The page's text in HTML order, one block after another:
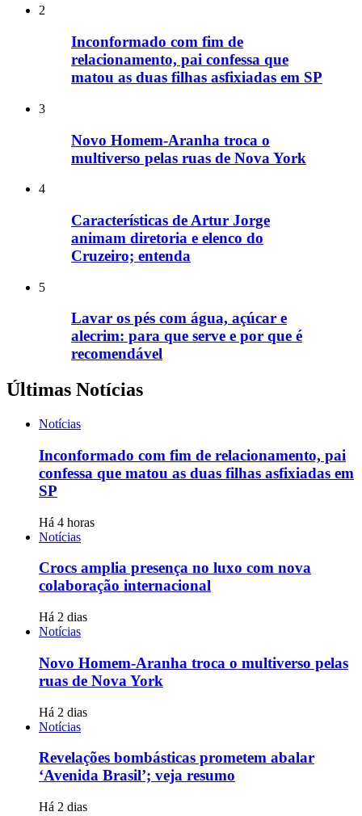
2
Inconformado com fim de
relacionamento, pai confessa que
matou as duas filhas asfixiadas em SP
3
Novo Homem-Aranha troca o
multiverso pelas ruas de Nova York
4
Características de Artur Jorge
animam diretoria e elenco do
Cruzeiro; entenda
5
Lavar os pés com água, açúcar e
alecrim: para que serve e por que é
recomendável
Últimas Notícias
Notícias
Inconformado com fim de relacionamento, pai
confessa que matou as duas filhas asfixiadas em
SP
Há 4 horas
Notícias
Crocs amplia presença no luxo com nova
colaboração internacional
Há 2 dias
Notícias
Novo Homem-Aranha troca o multiverso pelas
ruas de Nova York
Há 2 dias
Notícias
Revelações bombásticas prometem abalar
‘Avenida Brasil’; veja resumo
Há 2 dias